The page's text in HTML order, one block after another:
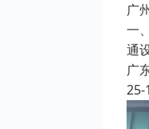
广
一
通
广
25-